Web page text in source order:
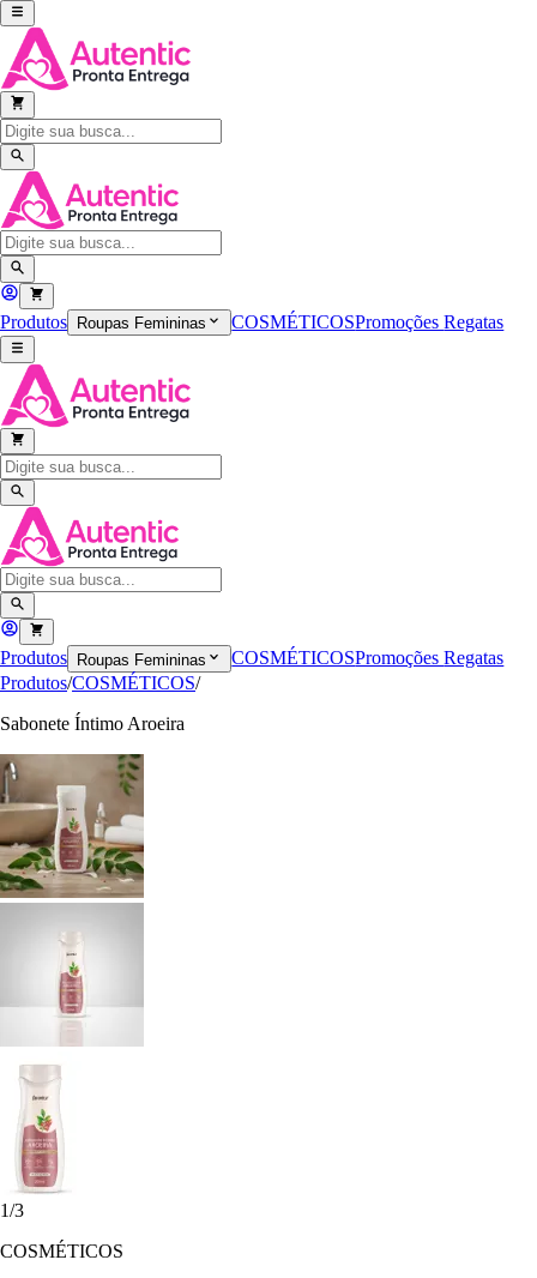
Produtos Roupas Femininas COSMÉTICOSPromoçõesRegatas
Produtos Roupas Femininas COSMÉTICOSPromoçõesRegatas
Produtos/COSMÉTICOS/
Sabonete Íntimo Aroeira
1/3
COSMÉTICOS